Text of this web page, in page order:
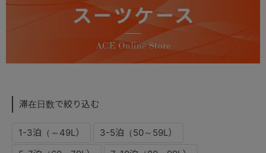
滞在日数で絞り込む
1-3泊（～49L）
3-5泊（50～59L）